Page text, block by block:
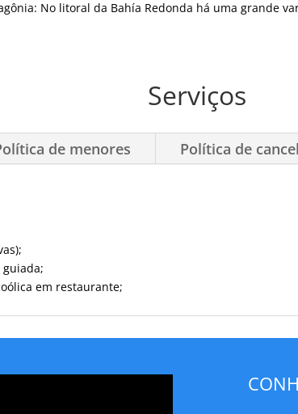
No litoral da Bahía Redonda há uma grande
Serviços
de menores Política de
em restaurante;